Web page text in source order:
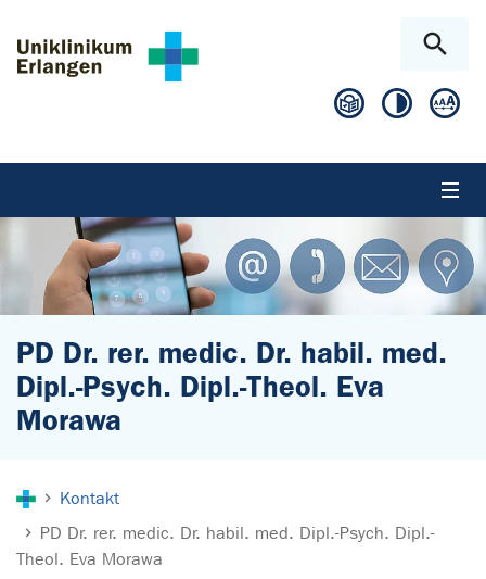
PD Dr. rer. medic. Dr. habil. med.
Dipl.-Psych. Dipl.-Theol. Eva
Morawa
Kontakt
PD Dr. rer. medic. Dr. habil. med. Dipl.-Psych. Dipl.-
Theol. Eva Morawa